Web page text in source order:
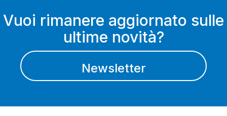
Vuoi rimanere aggiornato sulle
ultime novità?
Newsletter